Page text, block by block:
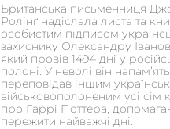
Британська письменниця
Ролінґ надіслала листа та
особистим підписом
захиснику Олександру
який провів 1494 дні у
полоні. У неволі він напам’ять
переповідав іншим
військовополоненим усі сім
про Гаррі Поттера,
пережити найважчі дні.